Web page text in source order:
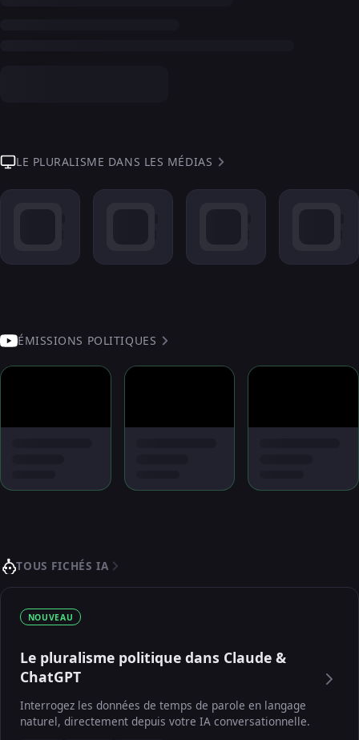
LE PLURALISME DANS LES MÉDIAS
ÉMISSIONS POLITIQUES
TOUS FICHÉS IA
NOUVEAU
Le pluralisme politique dans Claude &
ChatGPT
Interrogez les données de temps de parole en langage
naturel, directement depuis votre IA conversationnelle.